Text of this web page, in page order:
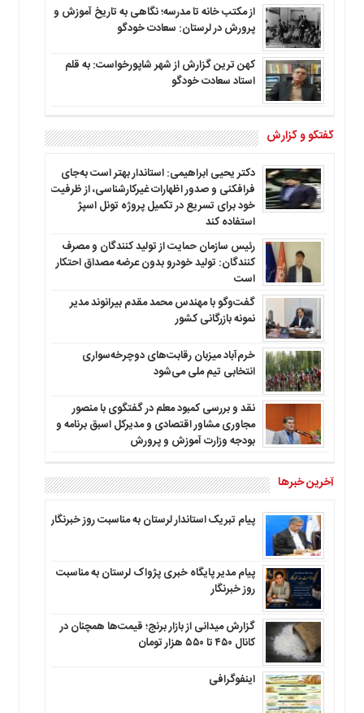
از مکتب خانه تا مدرسه؛ نگاهی به تاریخ آموزش و
پرورش در لرستان: سعادت خودگو
کهن ترین گزارش از شهر شاپورخواست: به قلم
استاد سعادت خودگو
گفتگو و گزارش
دکتر یحیی ابراهیمی: استاندار بهتر است به‌جای
فرافکنی و صدور اظهارات غیرکارشناسی، از ظرفیت
خود برای تسریع در تکمیل پروژه تونل اسپژ
استفاده کند
رئیس سازمان حمایت از تولید کنندگان و مصرف
کنندگان: تولید خودرو بدون عرضه مصداق احتکار
است
گفت‌وگو با مهندس محمد مقدم بیرانوند مدیر
نمونه بازرگانی کشور
خرم‌آباد میزبان رقابت‌های دوچرخه‌سواری
انتخابی تیم ملی می‌شود
نقد و بررسی کمبود معلم در گفتگوی با منصور
مجاوری مشاور اقتصادی و مدیرکل اسبق برنامه و
بودجه وزارت آموزش و پرورش
آخرین خبرها
پیام تبریک استاندار لرستان به‌ مناسبت روز خبرنگار
پیام مدیر پایگاه خبری پژواک لرستان به مناسبت
روز خبرنگار
گزارش میدانی از بازار برنج؛ قیمت‌ها همچنان در
کانال ۴۵۰ تا ۵۵۰ هزار تومان
اینفوگرافی